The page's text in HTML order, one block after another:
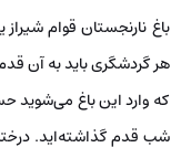
باغ نارنجستان قوام
هر گردشگری باید به آن
که وارد این باغ می‌شوید
شب قدم گذاشته‌اید.